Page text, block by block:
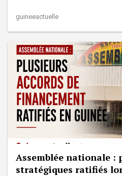
guineeactuelle
Assemblée nationale :
stratégiques ratifiés